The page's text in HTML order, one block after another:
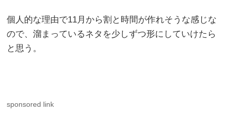
個人的な理由で11月から割と時間が作れそうな感じな
ので、溜まっているネタを少しずつ形にしていけたら
と思う。
sponsored link